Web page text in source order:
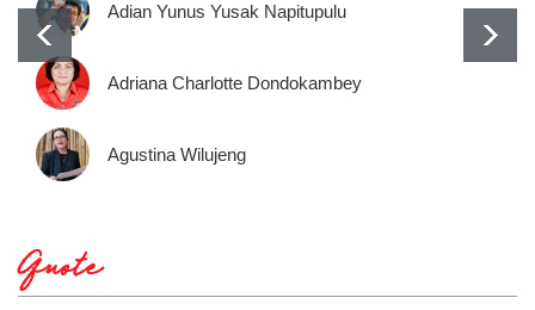
Adian Yunus Yusak Napitupulu
Adriana Charlotte Dondokambey
Agustina Wilujeng
Quote